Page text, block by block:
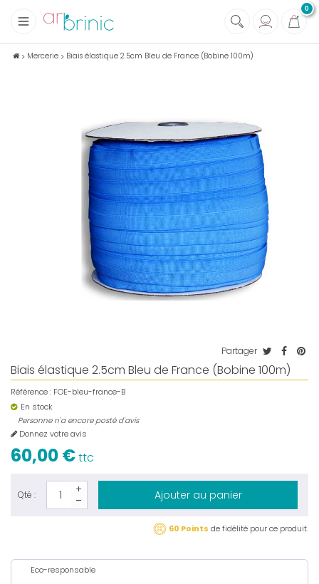
0
Tissus
Mercerie Biais élastique 2.5cm Bleu de France (Bobine 100m)
Partager
Biais élastique 2.5cm Bleu de France (Bobine 100m)
Référence : FOE-bleu-france-B
En stock
Personne n'a encore posté d'avis
Donnez votre avis
60,00 €ttc
Qté : Ajouter au panier
60 Points de fidélité pour ce produit.
Eco-responsable